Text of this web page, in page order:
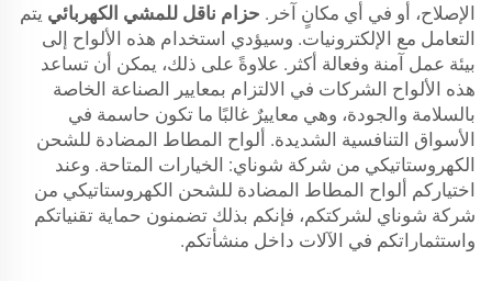
الإصلاح، أو في أي مكانٍ آخر. حزام ناقل للمشي الكهربائي يتم
التعامل مع الإلكترونيات. وسيؤدي استخدام هذه الألواح إلى
بيئة عمل آمنة وفعالة أكثر. علاوةً على ذلك، يمكن أن تساعد
هذه الألواح الشركات في الالتزام بمعايير الصناعة الخاصة
بالسلامة والجودة، وهي معاييرٌ غالبًا ما تكون حاسمة في
الأسواق التنافسية الشديدة. ألواح المطاط المضادة للشحن
الكهروستاتيكي من شركة شوناي: الخيارات المتاحة. وعند
اختياركم ألواح المطاط المضادة للشحن الكهروستاتيكي من
شركة شوناي لشركتكم، فإنكم بذلك تضمنون حماية تقنياتكم
واستثماراتكم في الآلات داخل منشأتكم.